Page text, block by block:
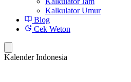
Kalkulator Umur
Blog
Cek Weton
Kalender Indonesia